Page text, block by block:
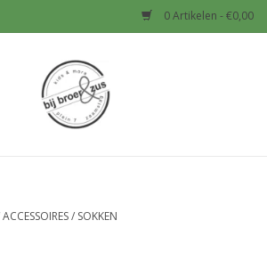
0 Artikelen - €0,00
ACCESSOIRES/ SOKKEN